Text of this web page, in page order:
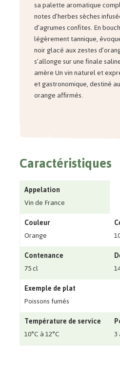
sa palette aromatique
notes d’herbes sèches
d’agrumes confites. En
légèrement tannique,
noir glacé aux zestes
s’allonge sur une finale
amère Un vin naturel et
et gastronomique, destiné
orange affirmés.
Caractéristiques
Appelation
Vin de France
Couleur
Orange
Contenance
75 cl
Exemple de plat
Poissons fumés
Température de service
10°C à 12°C
3